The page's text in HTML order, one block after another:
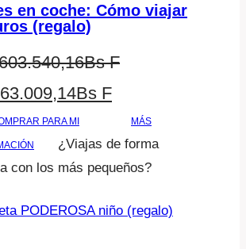
en coche: Cómo viajar
(regalo)
Bs F
Bs FEl
precio
actual
98.263.009,14Bs
PARA MI MÁS
¿Viajas de forma
con los más pequeños?